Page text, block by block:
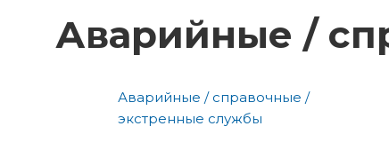
Аварийные /
Аварийные / справочные /
экстренные службы